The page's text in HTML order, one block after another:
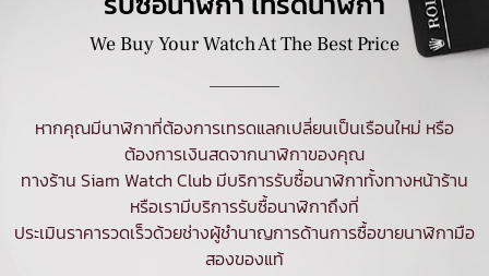
We Buy Your Watch At The Best Price
หากคุณมีนาฬิกาที่ต้องการเทรดแลกเปลี่ยนเป็นเรือนใหม่ หรือ
ต้องการเงินสดจากนาฬิกาของคุณ
ทางร้าน Siam Watch Club มีบริการรับซื้อนาฬิกาทั้งทางหน้าร้าน
หรือเรามีบริการรับซื้อนาฬิกาถึงที่
ประเมินราคารวดเร็วด้วยช่างผู้ชำนาญการด้านการซื้อขายนาฬิกามือ
สองของแท้